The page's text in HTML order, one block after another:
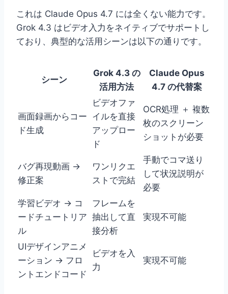
これは Claude Opus 4.7 には全くない能力です。
Grok 4.3 はビデオ入力をネイティブでサポートし
ており、典型的な活用シーンは以下の通りです。
シーン
Grok 4.3 の
活用方法
Claude Opus
4.7 の代替案
画面録画からコー
ド生成
ビデオファ
イルを直接
アップロー
ド
OCR処理 ＋ 複数
枚のスクリーン
ショットが必要
バグ再現動画 →
修正案
ワンリクエ
ストで完結
手動でコマ送り
して状況説明が
必要
学習ビデオ → コ
ードチュートリア
ル
フレームを
抽出して直
接分析
実現不可能
UIデザインアニメ
ーション → フロ
ントエンドコード
ビデオを入
力
実現不可能